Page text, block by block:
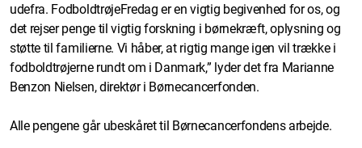
udefra. FodboldtrøjeFredag er en vigtig begivenhed for os, og
det rejser penge til vigtig forskning i børnekræft, oplysning og
støtte til familierne. Vi håber, at rigtig mange igen vil trække i
fodboldtrøjerne rundt om i Danmark,” lyder det fra Marianne
Benzon Nielsen, direktør i Børnecancerfonden.
Alle pengene går ubeskåret til Børnecancerfondens arbejde.